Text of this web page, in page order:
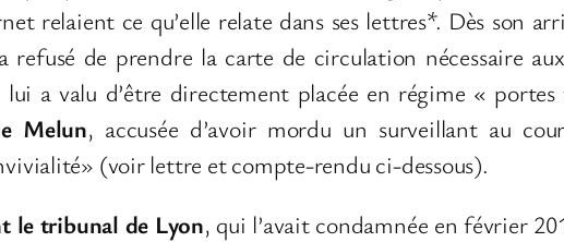
relaient ce qu’elle relate dans ses lettres*. Dès son
refusé de prendre la carte de circulation nécessaire
a valu d’être directement placée en régime « portes
Melun, accusée d’avoir mordu un surveillant au
(voir lettre et compte-rendu ci-dessous).
le tribunal de Lyon, qui l’avait condamnée en février